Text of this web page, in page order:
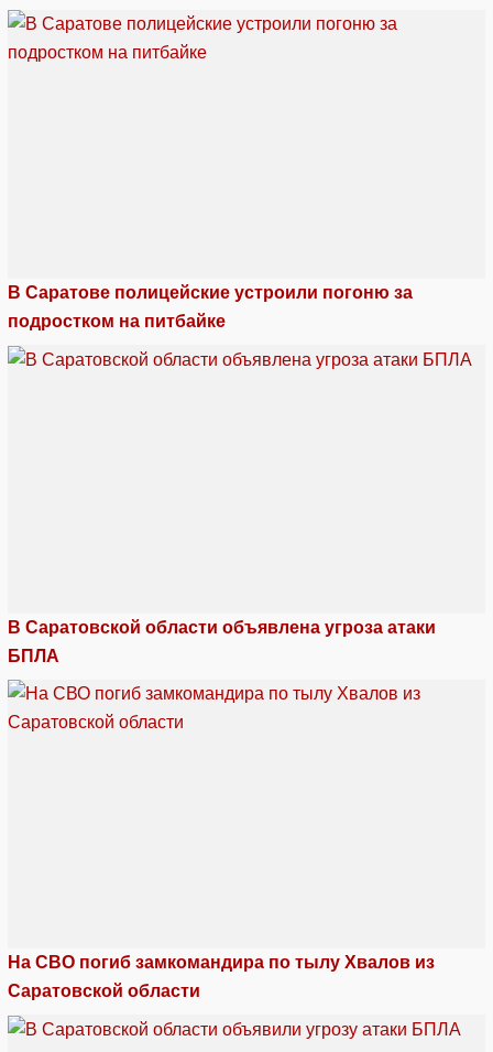
В Саратове полицейские устроили погоню за
подростком на питбайке
В Саратовской области объявлена угроза атаки
БПЛА
На СВО погиб замкомандира по тылу Хвалов из
Саратовской области